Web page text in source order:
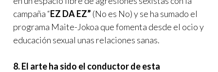
campaña “EZ DA EZ” (No es No) y se ha sumado el
programa Maite-Jokoa que fomenta desde el ocio y
educación sexual unas relaciones sanas.
8. El arte ha sido el conductor de esta